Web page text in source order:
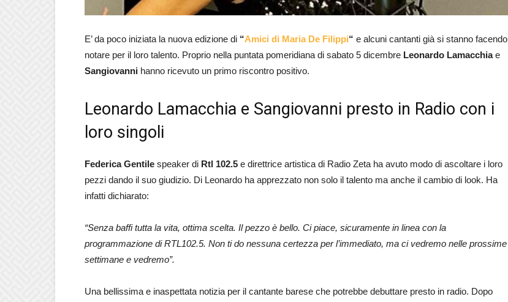
E’ da poco iniziata la nuova edizione di “Amici di Maria De Filippi“ e alcuni cantanti già si stanno facendo
notare per il loro talento. Proprio nella puntata pomeridiana di sabato 5 dicembre Leonardo Lamacchiae
Sangiovanni hanno ricevuto un primo riscontro positivo.
Leonardo Lamacchia e Sangiovanni presto in Radio con i
loro singoli
Federica Gentile speaker di Rtl 102.5 e direttrice artistica di Radio Zeta ha avuto modo di ascoltare i loro
pezzi dando il suo giudizio. Di Leonardo ha apprezzato non solo il talento ma anche il cambio di look. Ha
infatti dichiarato:
“Senza baffi tutta la vita, ottima scelta. Il pezzo è bello. Ci piace, sicuramente in linea con la
programmazione di RTL102.5. Non ti do nessuna certezza per l’immediato, ma ci vedremo nelle prossime
settimane e vedremo”.
Una bellissima e inaspettata notizia per il cantante barese che potrebbe debuttare presto in radio. Dopo